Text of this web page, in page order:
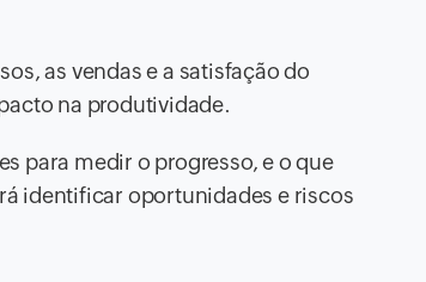
as vendas e a satisfação do
na produtividade.
para medir o progresso, e o que
identificar oportunidades e riscos